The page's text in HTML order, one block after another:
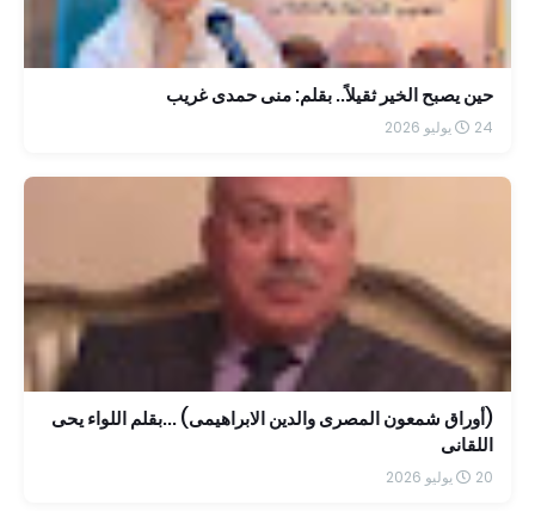
حين يصبح الخير ثقيلاً.. بقلم: منى حمدى غريب
24 يوليو 2026
(أوراق شمعون المصرى والدين الابراهيمى) ...بقلم اللواء يحى
اللقانى
20 يوليو 2026